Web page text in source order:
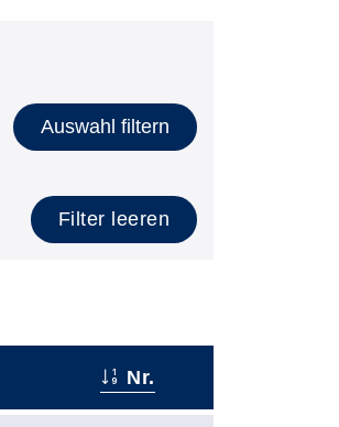
Auswahl filtern
Filter leeren
Nr.